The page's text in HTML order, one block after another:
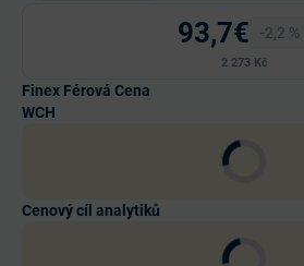
93,7€ -2,2 %
2 273 Kč
Finex Férová Cena
WCH
Cenový cíl analytiků